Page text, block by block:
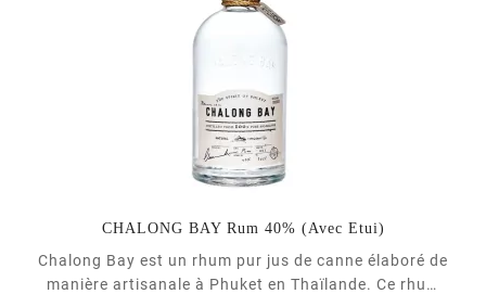
CHALONG BAY Rum 40% (Avec Etui)
Chalong Bay est un rhum pur jus de canne élaboré de
manière artisanale à Phuket en Thaïlande. Ce rhum